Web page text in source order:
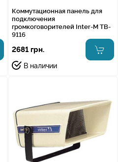
Коммутационная панель для
подключения
громкоговорителей Inter-M TB-
9116
2681 грн.
В наличии